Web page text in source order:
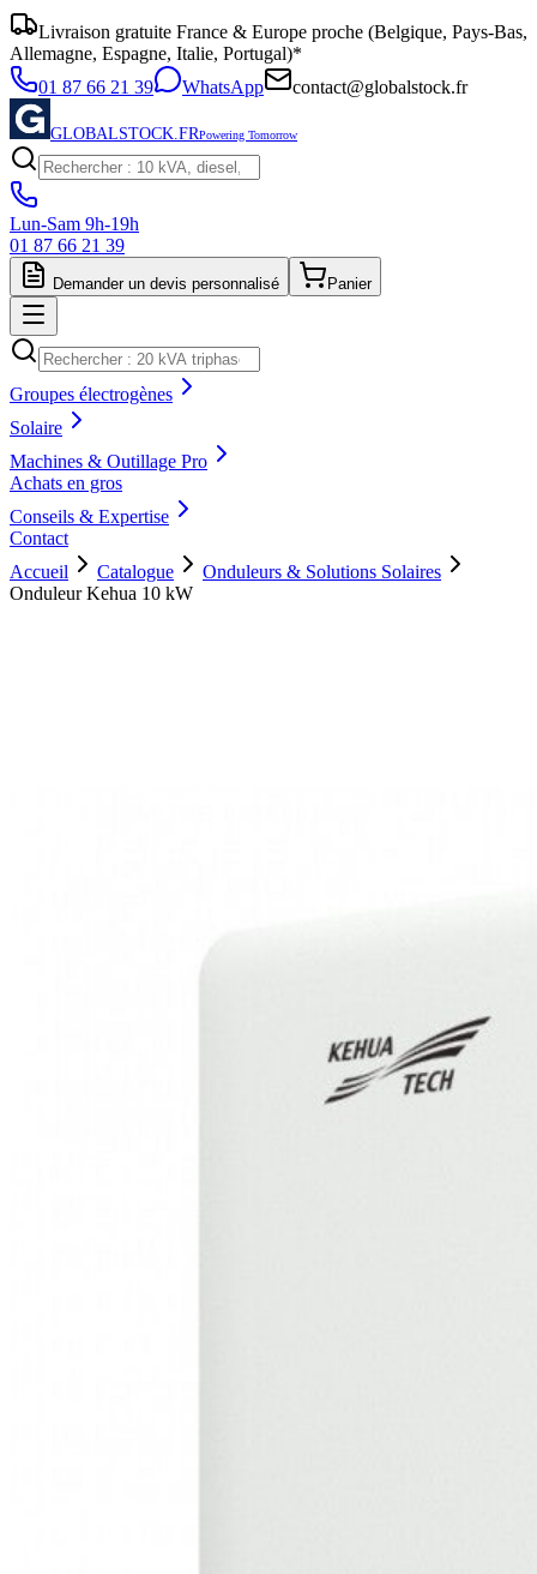
Livraison gratuite France & Europe proche (Belgique, Pays-Bas,
Allemagne, Espagne, Italie, Portugal)*
01 87 66 21 39
WhatsApp contact@globalstock.fr
GLOBALSTOCK.FRPowering Tomorrow
Lun-Sam 9h-19h
01 87 66 21 39
Demander un devis personnalisé Panier
Groupes électrogènes
Solaire
Machines & Outillage Pro
Achats en gros
Conseils & Expertise
Contact
Accueil
Catalogue
Onduleurs & Solutions Solaires
Onduleur Kehua 10 kW